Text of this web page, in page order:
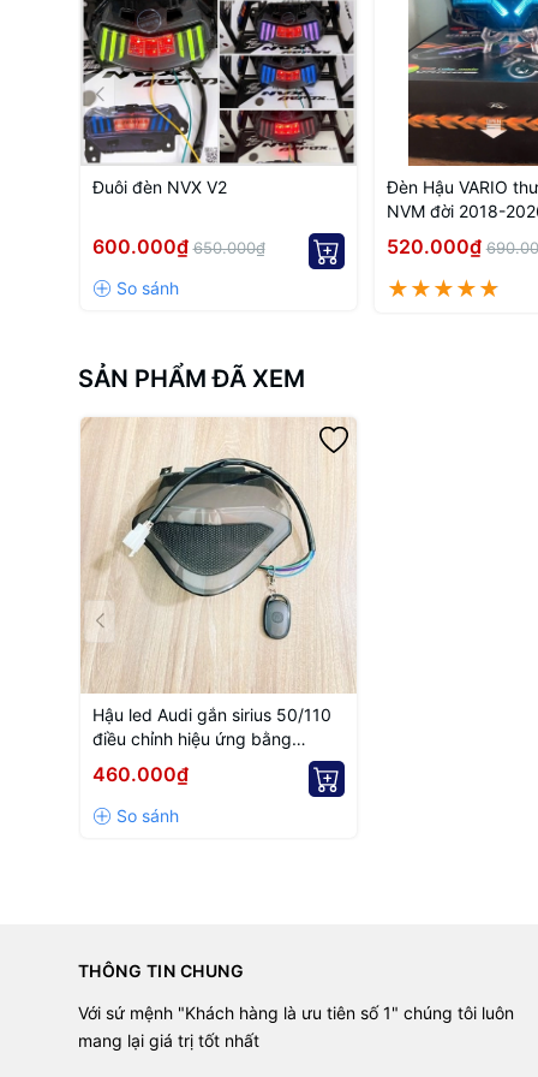
Đuôi đèn NVX V2
600.000₫ 650.000₫
Đèn Hậu VARIO
NVM đời 2018-2026 125 150
tích hợp xinhan
520.000₫
SẢN PHẨM ĐÃ XEM
Hậu led Audi gắn sirius 50/110
điều chỉnh hiệu ứng bằng
remote
460.000₫
THÔNG TIN CHUNG
Với sứ mệnh "Khách hàng là ưu tiên số 1" chúng tôi luôn
mang lại giá trị tốt nhất